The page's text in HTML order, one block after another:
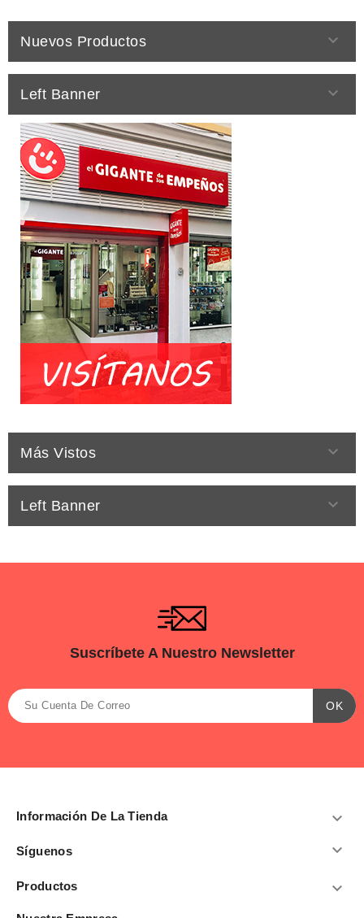
Nuevos Productos 
Left Banner 
Más Vistos 
Left Banner 
Suscríbete A Nuestro Newsletter
Información De La Tienda 
Síguenos 
Productos 